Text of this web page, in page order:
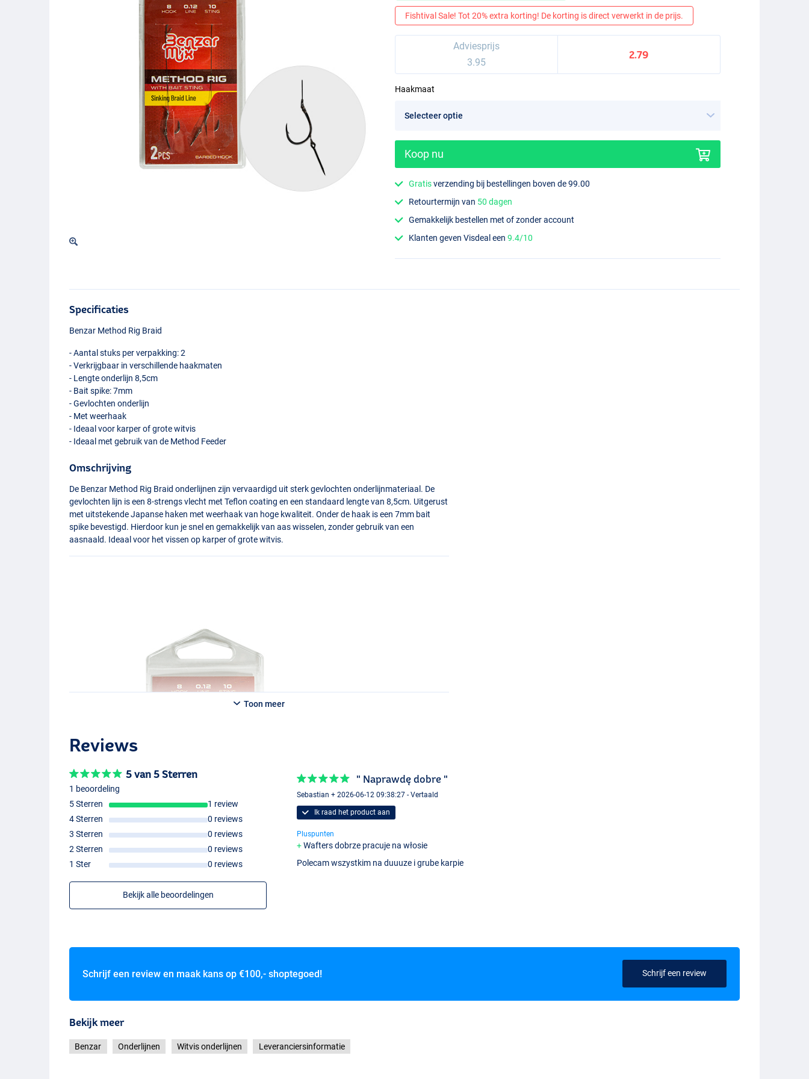
Fishtival Sale! Tot 20% extra korting! De korting is direct verwerkt in de prijs.
Adviesprijs
3.95
2.79
Haakmaat
Koop nu
Gratisverzending bij bestellingen boven de 99.00
Retourtermijn van 50 dagen
Gemakkelijk bestellen met of zonder account
Klanten geven Visdeal een9.4/10
Specificaties
Benzar Method Rig Braid
- Aantal stuks per verpakking: 2
- Verkrijgbaar in verschillende haakmaten
- Lengte onderlijn 8,5cm
- Bait spike: 7mm
- Gevlochten onderlijn
- Met weerhaak
- Ideaal voor karper of grote witvis
- Ideaal met gebruik van de Method Feeder
Omschrijving
De Benzar Method Rig Braid onderlijnen zijn vervaardigd uit sterk gevlochten onderlijnmateriaal. De
gevlochten lijn is een 8-strengs vlecht met Teflon coating en een standaard lengte van 8,5cm. Uitgerust
met uitstekende Japanse haken met weerhaak van hoge kwaliteit. Onder de haak is een 7mm bait
spike bevestigd. Hierdoor kun je snel en gemakkelijk van aas wisselen, zonder gebruik van een
aasnaald. Ideaal voor het vissen op karper of grote witvis.
Toon meer
Reviews
5 van 5 Sterren
1 beoordeling
5 Sterren
1 review
4 Sterren
0 reviews
3 Sterren
0 reviews
2 Sterren
0 reviews
1 Ster
0 reviews
Bekijk alle beoordelingen
" Naprawdę dobre "
Sebastian + 2026-06-12 09:38:27 - Vertaald
Ik raad het product aan
Pluspunten
Wafters dobrze pracuje na włosie
Polecam wszystkim na duuuze i grube karpie
Schrijf een review en maak kans op €100,- shoptegoed! Schrijf een review
Bekijk meer
Benzar Onderlijnen Witvis onderlijnen Leveranciersinformatie